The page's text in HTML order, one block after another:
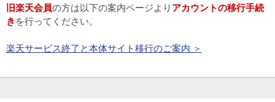
旧楽天会員の方は以下の案内ページより アカウントの移行手続
き を行ってください。
楽天サービス終了と本体サイト移行のご案内 ＞